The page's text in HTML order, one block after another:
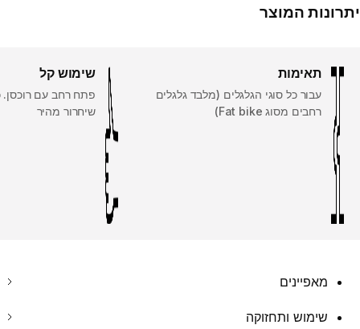
יתרונות המוצר
תאימות
עבור כל סוגי הגלגלים (מלבד גלגלים
רחבים מסוג Fat bike)
שימוש קל
פתח רחב עם רוכסן.
שיחרור מהיר
מאפיינים
שימוש ותחזוקה